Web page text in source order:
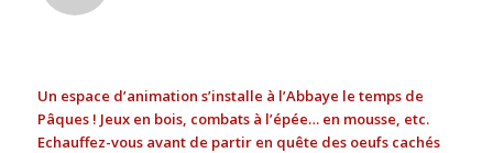
Un espace d’animation s’installe à l’Abbaye le temps de
Pâques ! Jeux en bois, combats à l’épée… en mousse, etc.
Echauffez-vous avant de partir en quête des oeufs cachés